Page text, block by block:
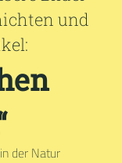
und
der Natur